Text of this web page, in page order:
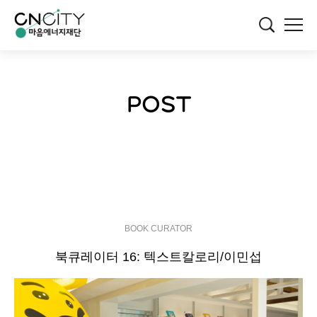
POST
BOOK CURATOR
북큐레이터 16: 텍스트칼로리/이민섭